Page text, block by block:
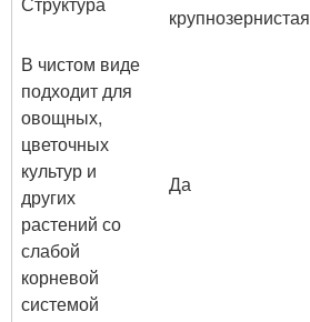
крупнозернистая
В чистом виде
подходит для
овощных,
цветочных
культур и
других
растений со
слабой
корневой
системой
Да